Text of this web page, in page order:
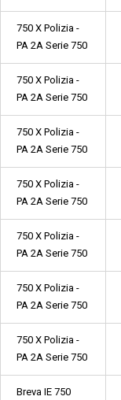
750 X Polizia -
PA 2A Serie 750
750 X Polizia -
PA 2A Serie 750
750 X Polizia -
PA 2A Serie 750
750 X Polizia -
PA 2A Serie 750
750 X Polizia -
PA 2A Serie 750
750 X Polizia -
PA 2A Serie 750
750 X Polizia -
PA 2A Serie 750
Breva IE 750